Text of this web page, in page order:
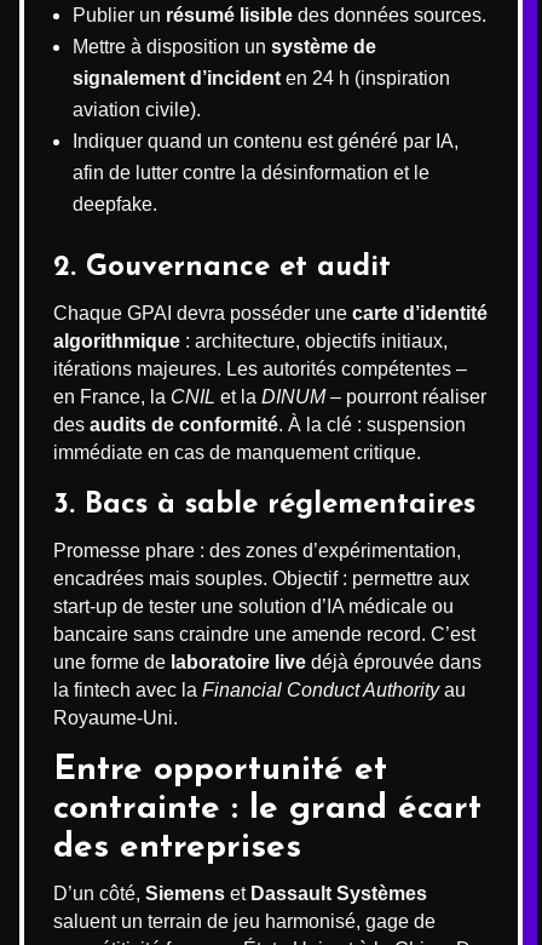
Publier un résumé lisible des données sources.
Mettre à disposition un système de
signalement d’incident en 24 h (inspiration
aviation civile).
Indiquer quand un contenu est généré par IA,
afin de lutter contre la désinformation et le
deepfake.
2. Gouvernance et audit
Chaque GPAI devra posséder une carte d’identité
algorithmique : architecture, objectifs initiaux,
itérations majeures. Les autorités compétentes –
en France, la CNIL et la DINUM– pourront réaliser
des audits de conformité. À la clé : suspension
immédiate en cas de manquement critique.
3. Bacs à sable réglementaires
Promesse phare : des zones d’expérimentation,
encadrées mais souples. Objectif : permettre aux
start-up de tester une solution d’IA médicale ou
bancaire sans craindre une amende record. C’est
une forme de laboratoire live déjà éprouvée dans
la fintech avec la Financial Conduct Authorityau
Royaume-Uni.
Entre opportunité et
contrainte : le grand écart
des entreprises
D’un côté, Siemens et Dassault Systèmes
saluent un terrain de jeu harmonisé, gage de